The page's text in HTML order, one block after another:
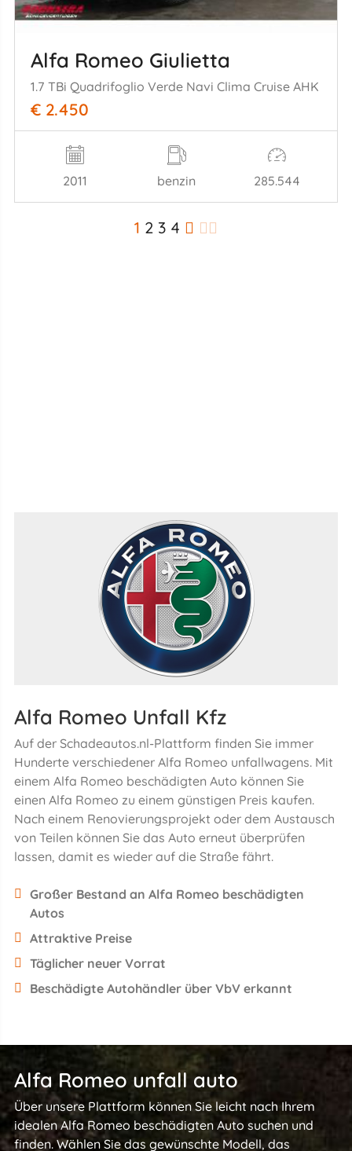
Alfa Romeo Giulietta
1.7 TBi Quadrifoglio Verde Navi Clima Cruise AHK
€ 2.450
2011 benzin 285.544
1 2 3 4
Alfa Romeo Unfall Kfz
Auf der Schadeautos.nl-Plattform finden Sie immer
Hunderte verschiedener Alfa Romeo unfallwagens. Mit
einem Alfa Romeo beschädigten Auto können Sie
einen Alfa Romeo zu einem günstigen Preis kaufen.
Nach einem Renovierungsprojekt oder dem Austausch
von Teilen können Sie das Auto erneut überprüfen
lassen, damit es wieder auf die Straße fährt.
Großer Bestand an Alfa Romeo beschädigten
Autos
Attraktive Preise
Täglicher neuer Vorrat
Beschädigte Autohändler über VbV erkannt
Alfa Romeo unfall auto
Über unsere Plattform können Sie leicht nach Ihrem
idealen Alfa Romeo beschädigten Auto suchen und
finden. Wählen Sie das gewünschte Modell, das